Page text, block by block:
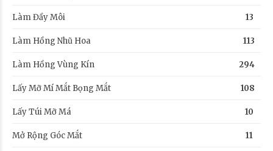
Làm Đầy Môi 13
Làm Hồng Nhũ Hoa 113
Làm Hồng Vùng Kín 294
Lấy Mỡ Mí Mắt Bọng Mắt 108
Lấy Túi Mỡ Má 10
Mở Rộng Góc Mắt 11